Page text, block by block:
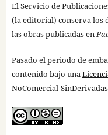
El Servicio de
(la editorial) conserva los
las obras publicadas en
Pasado el periodo de
contenido bajo una
NoComercial-